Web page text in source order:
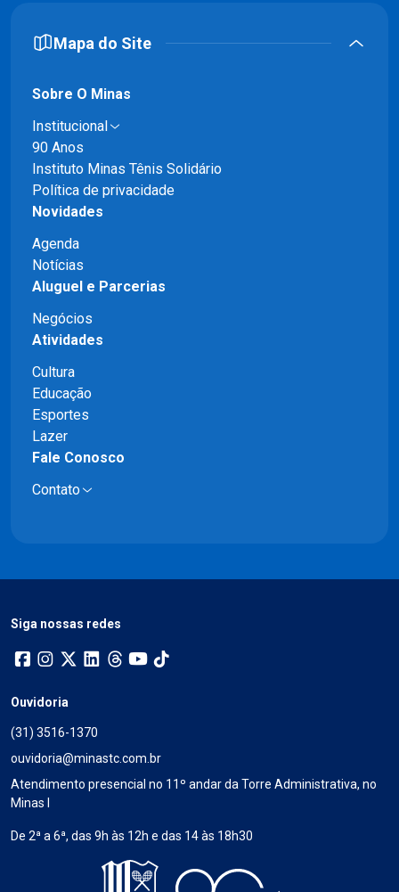
Mapa do Site
Sobre O Minas
Institucional
90 Anos
Instituto Minas Tênis Solidário
Política de privacidade
Novidades
Agenda
Notícias
Aluguel e Parcerias
Negócios
Atividades
Cultura
Educação
Esportes
Lazer
Fale Conosco
Contato
Siga nossas redes
Ouvidoria
(31) 3516-1370
ouvidoria@minastc.com.br
Atendimento presencial no 11º andar da Torre Administrativa, no
Minas I
De 2ª a 6ª, das 9h às 12h e das 14 às 18h30